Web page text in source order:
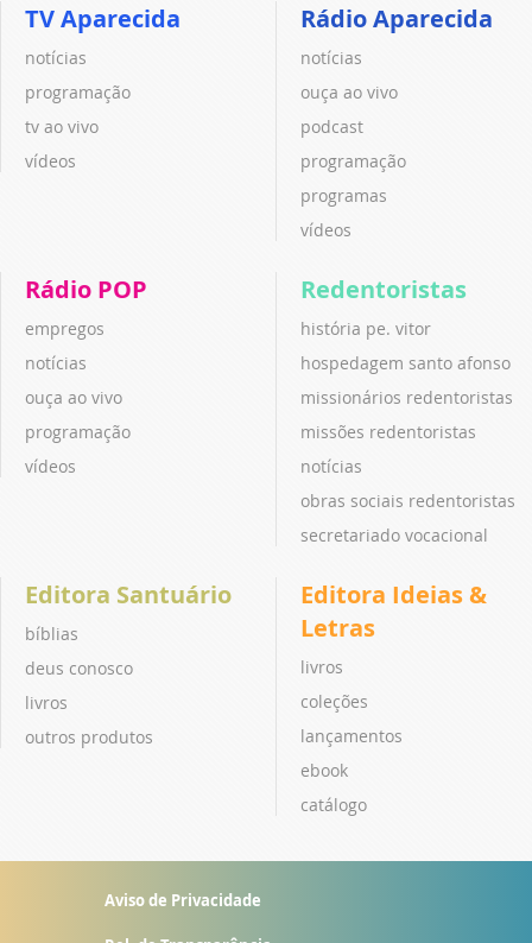
TV Aparecida
notícias
programação
tv ao vivo
vídeos
Rádio Aparecida
notícias
ouça ao vivo
podcast
programação
programas
vídeos
Rádio POP
empregos
notícias
ouça ao vivo
programação
vídeos
Redentoristas
história pe. vitor
hospedagem santo afonso
missionários redentoristas
missões redentoristas
notícias
obras sociais redentoristas
secretariado vocacional
Editora Santuário
bíblias
deus conosco
livros
outros produtos
Editora Ideias &
Letras
livros
coleções
lançamentos
ebook
catálogo
Aviso de Privacidade